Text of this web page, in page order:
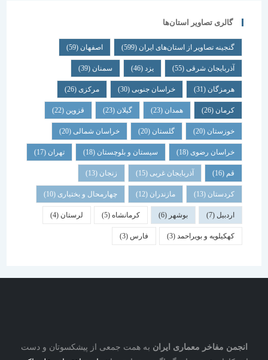
گالری تصاویر استان‌ها
گنجینه تصاویر از استان‌های ایران(599) اصفهان (59)
آذربایجان شرقی(55) یزد سمنان (39)
هرمزگان(31) خراسان جنوبی(30) مرکزی (26)
همدان گیلان قزوین
خوزستان(20) گلستان (20) خراسان شمالی(20)
خراسان رضوی(18) سیستان و بلوچستان(18) تهران
آذربایجان غربی(15) زنجان
کردستان(13) مازندران(12) چهارمحال و بختیاری (10)
بوشهر کرمانشاه(5) لرستان (4)
کهکیلویه و بویراحمد(3) فارس
مفاخر معماری ایرانبه همت جمعی از پیشکسوتان و دست